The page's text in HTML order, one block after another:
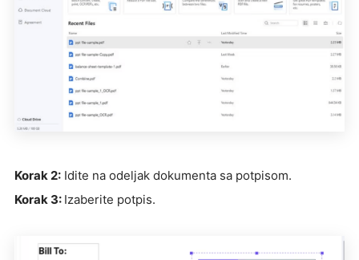
Korak 2: Idite na odeljak dokumenta sa potpisom.
Korak 3: Izaberite potpis.